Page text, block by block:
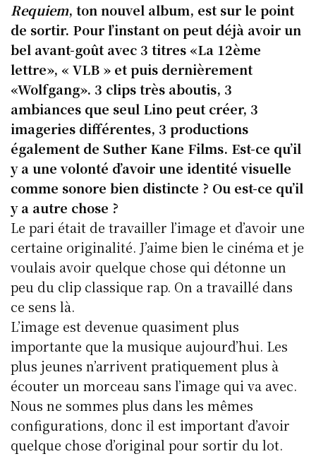
Requiem, ton nouvel album, est sur le point
de sortir. Pour l’instant on peut déjà avoir un
bel avant-goût avec 3 titres «La 12ème
lettre», « VLB » et puis dernièrement
«Wolfgang». 3 clips très aboutis, 3
ambiances que seul Lino peut créer, 3
imageries différentes, 3 productions
également de Suther Kane Films. Est-ce qu’il
y a une volonté d’avoir une identité visuelle
comme sonore bien distincte ? Ou est-ce qu’il
y a autre chose ?
Le pari était de travailler l’image et d’avoir une
certaine originalité. J’aime bien le cinéma et je
voulais avoir quelque chose qui détonne un
peu du clip classique rap. On a travaillé dans
ce sens là.
L’image est devenue quasiment plus
importante que la musique aujourd’hui. Les
plus jeunes n’arrivent pratiquement plus à
écouter un morceau sans l’image qui va avec.
Nous ne sommes plus dans les mêmes
configurations, donc il est important d’avoir
quelque chose d’original pour sortir du lot.